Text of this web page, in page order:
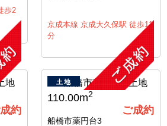
歩2
京成本線 京成大久保駅 徒歩11
分
約
土地
110.00m2
ご成約
船橋市薬円台3